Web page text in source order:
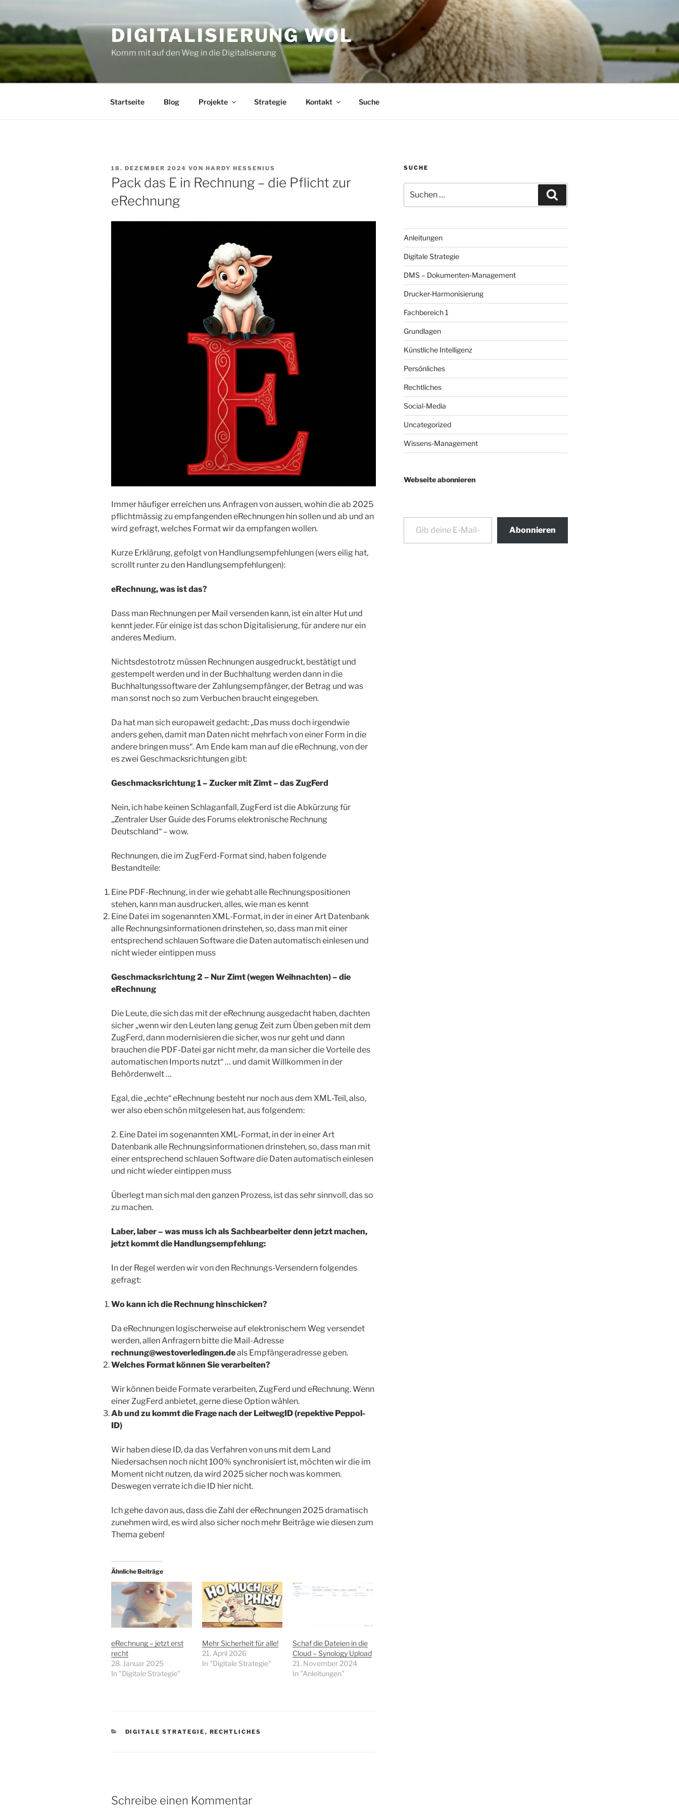
springen
DIGITALISIERUNG WOL
Komm mit auf den Weg in die Digitalisierung
Startseite Blog Projekte Strategie Kontakt Suche
VERÖFFENTLICHT
AM
18. DEZEMBER 2024 VON HARDY HESSENIUS
Pack das E in Rechnung – die Pflicht zur
eRechnung
Immer häufiger erreichen uns Anfragen von aussen, wohin die ab 2025
pflichtmässig zu empfangenden eRechnungen hin sollen und ab und an
wird gefragt, welches Format wir da empfangen wollen.
Kurze Erklärung, gefolgt von Handlungsempfehlungen (wers eilig hat,
scrollt runter zu den Handlungsempfehlungen):
eRechnung, was ist das?
Dass man Rechnungen per Mail versenden kann, ist ein alter Hut und
kennt jeder. Für einige ist das schon Digitalisierung, für andere nur ein
anderes Medium.
Nichtsdestotrotz müssen Rechnungen ausgedruckt, bestätigt und
gestempelt werden und in der Buchhaltung werden dann in die
Buchhaltungssoftware der Zahlungsempfänger, der Betrag und was
man sonst noch so zum Verbuchen braucht eingegeben.
Da hat man sich europaweit gedacht: „Das muss doch irgendwie
anders gehen, damit man Daten nicht mehrfach von einer Form in die
andere bringen muss“. Am Ende kam man auf die eRechnung, von der
es zwei Geschmacksrichtungen gibt:
Geschmacksrichtung 1 – Zucker mit Zimt – das ZugFerd
Nein, ich habe keinen Schlaganfall, ZugFerd ist die Abkürzung für
„Zentraler User Guide des Forums elektronische Rechnung
Deutschland“ – wow.
Rechnungen, die im ZugFerd-Format sind, haben folgende
Bestandteile:
Eine PDF-Rechnung, in der wie gehabt alle Rechnungspositionen
stehen, kann man ausdrucken, alles, wie man es kennt
Eine Datei im sogenannten XML-Format, in der in einer Art Datenbank
alle Rechnungsinformationen drinstehen, so, dass man mit einer
entsprechend schlauen Software die Daten automatisch einlesen und
nicht wieder eintippen muss
Geschmacksrichtung 2 – Nur Zimt (wegen Weihnachten) – die
eRechnung
Die Leute, die sich das mit der eRechnung ausgedacht haben, dachten
sicher „wenn wir den Leuten lang genug Zeit zum Üben geben mit dem
ZugFerd, dann modernisieren die sicher, wos nur geht und dann
brauchen die PDF-Datei gar nicht mehr, da man sicher die Vorteile des
automatischen Imports nutzt“ … und damit Willkommen in der
Behördenwelt …
Egal, die „echte“ eRechnung besteht nur noch aus dem XML-Teil, also,
wer also eben schön mitgelesen hat, aus folgendem:
2. Eine Datei im sogenannten XML-Format, in der in einer Art
Datenbank alle Rechnungsinformationen drinstehen, so, dass man mit
einer entsprechend schlauen Software die Daten automatisch einlesen
und nicht wieder eintippen muss
Überlegt man sich mal den ganzen Prozess, ist das sehr sinnvoll, das so
zu machen.
Laber, laber – was muss ich als Sachbearbeiter denn jetzt machen,
jetzt kommt die Handlungsempfehlung:
In der Regel werden wir von den Rechnungs-Versendern folgendes
gefragt:
Wo kann ich die Rechnung hinschicken?
Da eRechnungen logischerweise auf elektronischem Weg versendet
werden, allen Anfragern bitte die Mail-Adresse
rechnung@westoverledingen.deals Empfängeradresse geben.
Welches Format können Sie verarbeiten?
Wir können beide Formate verarbeiten, ZugFerd und eRechnung. Wenn
einer ZugFerd anbietet, gerne diese Option wählen.
Ab und zu kommt die Frage nach der LeitwegID (repektive Peppol-
ID)
Wir haben diese ID, da das Verfahren von uns mit dem Land
Niedersachsen noch nicht 100% synchronisiert ist, möchten wir die im
Moment nicht nutzen, da wird 2025 sicher noch was kommen.
Deswegen verrate ich die ID hier nicht.
Ich gehe davon aus, dass die Zahl der eRechnungen 2025 dramatisch
zunehmen wird, es wird also sicher noch mehr Beiträge wie diesen zum
Thema geben!
Ähnliche Beiträge
eRechnung – jetzt erst
recht
28. Januar 2025
In "Digitale Strategie"
Mehr Sicherheit für alle!
21. April 2026
In "Digitale Strategie"
Schaf die Dateien in die
Cloud – Synology Upload
21. November 2024
In "Anleitungen"
KATEGORIEN
DIGITALE STRATEGIE , RECHTLICHES
Schreibe einen Kommentar
SUCHE
nach:
Anleitungen
Digitale Strategie
DMS – Dokumenten-Management
Drucker-Harmonisierung
Fachbereich 1
Grundlagen
Künstliche Intelligenz
Persönliches
Rechtliches
Social-Media
Uncategorized
Wissens-Management
Webseite abonnieren
Gib deine E-Mail-Adresse ein ...
Abonnieren